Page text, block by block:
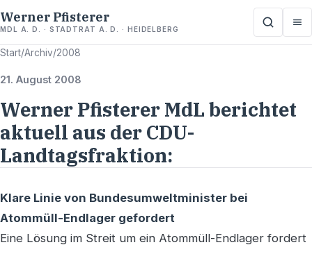
Werner Pfisterer
MDL A. D. · STADTRAT A. D. · HEIDELBERG
Start/Archiv/2008
21. August 2008
Werner Pfisterer MdL berichtet
aktuell aus der CDU-
Landtagsfraktion:
Klare Linie von Bundesumweltminister bei
Atommüll-Endlager gefordert
Eine Lösung im Streit um ein Atommüll-Endlager fordert